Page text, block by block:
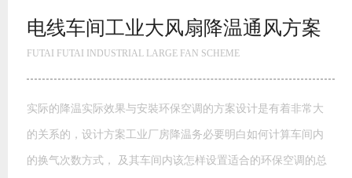
电线车间工业大风扇降温通风方案
FUTAI FUTAI INDUSTRIAL LARGE FAN SCHEME
实际的降温实际效果与安裝环保空调的方案设计是有着非常大
的关系的，设计方案工业厂房降温务必要明白如何计算车间内
的换气次数方式， 及其车间内该怎样设置适合的环保空调的总